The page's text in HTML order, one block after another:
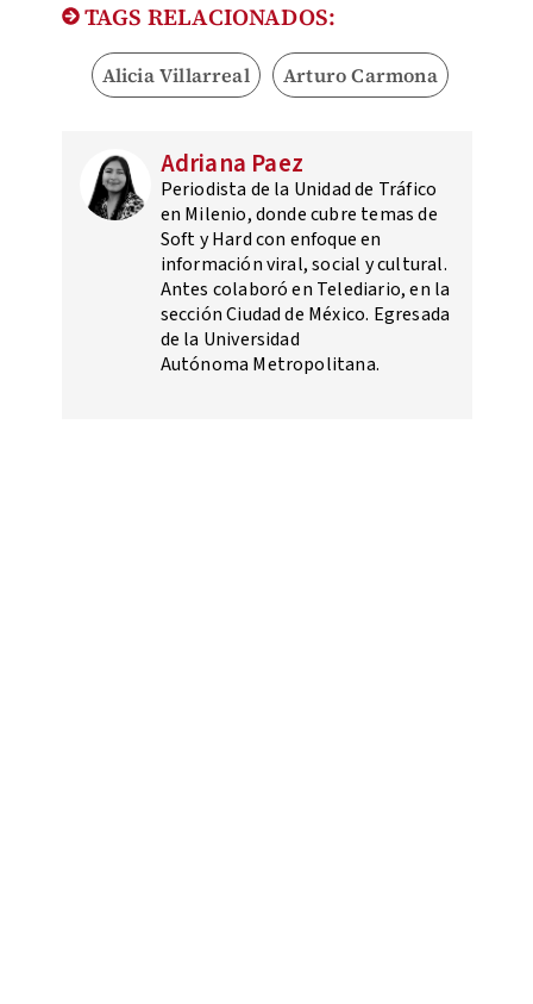
TAGS RELACIONADOS:
Alicia Villarreal Arturo Carmona
Adriana Paez
Periodista de la Unidad de Tráfico
en Milenio, donde cubre temas de
Soft y Hard con enfoque en
información viral, social y cultural.
Antes colaboró en Telediario, en la
sección Ciudad de México. Egresada
de la Universidad
Autónoma Metropolitana.